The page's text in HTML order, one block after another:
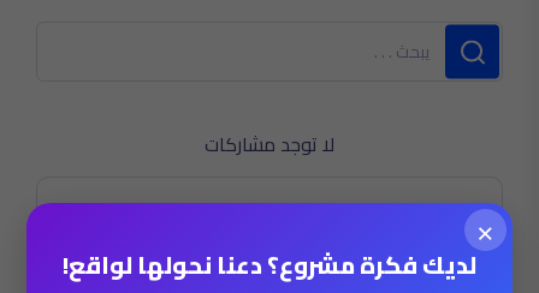
×
لديك فكرة مشروع؟ دعنا نحولها لواقع!
لا توجد مشاركات
Categories